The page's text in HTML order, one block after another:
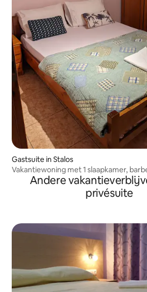
Gastsuite in Stalos
Vakantiewoning met 1 slaapkamer,
Andere
privésuite